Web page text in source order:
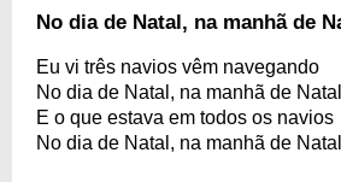
No dia de Natal, na manhã de
Eu vi três navios vêm navegando
No dia de Natal, na manhã de
E o que estava em todos os navios
No dia de Natal, na manhã de